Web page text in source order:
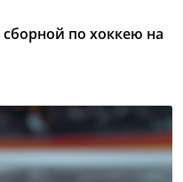
по хоккею на